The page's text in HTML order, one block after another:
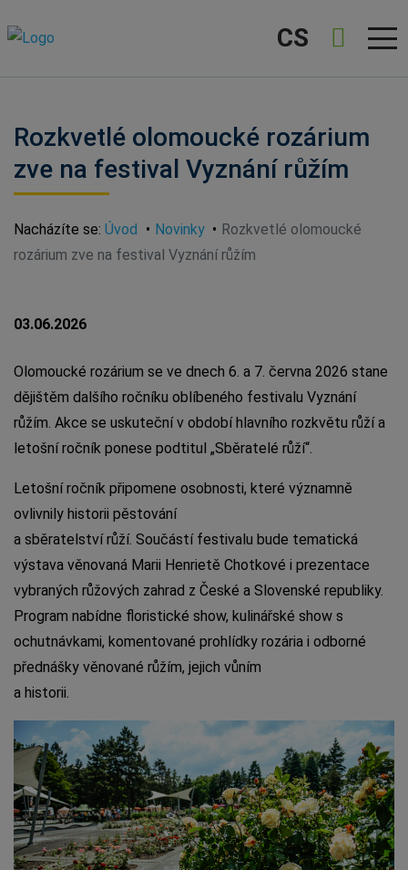
CS
Rozkvetlé olomoucké rozárium
zve na festival Vyznání růžím
Nacházíte se: Úvod Novinky
Rozkvetlé olomoucké
rozárium zve na festival Vyznání růžím
03.06.2026
Olomoucké rozárium se ve dnech 6. a 7. června 2026 stane
dějištěm dalšího ročníku oblíbeného festivalu Vyznání
růžím. Akce se uskuteční v období hlavního rozkvětu růží a
letošní ročník ponese podtitul „Sběratelé růží“.
Letošní ročník připomene osobnosti, které významně
ovlivnily historii pěstování
a sběratelství růží. Součástí festivalu bude tematická
výstava věnovaná Marii Henrietě Chotkové i prezentace
vybraných růžových zahrad z České a Slovenské republiky.
Program nabídne floristické show, kulinářské show s
ochutnávkami, komentované prohlídky rozária i odborné
přednášky věnované růžím, jejich vůním
a historii.